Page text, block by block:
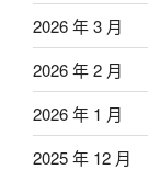
2026 年 3 月
2026 年 2 月
2026 年 1 月
2025 年 12 月